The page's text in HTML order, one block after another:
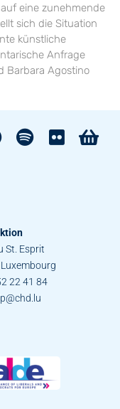
eine zunehmende
sich die Situation
künstliche
Anfrage
Barbara Agostino
St. Esprit
22 41 84